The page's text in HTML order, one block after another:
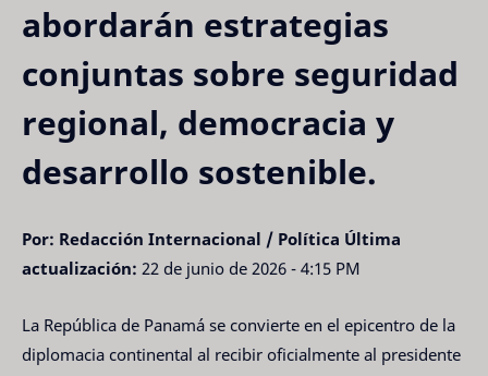
abordarán estrategias
conjuntas sobre seguridad
regional, democracia y
desarrollo sostenible.
Por: Redacción Internacional / Política Última
actualización: 22 de junio de 2026 - 4:15 PM
La República de Panamá se convierte en el epicentro de la
diplomacia continental al recibir oficialmente al presidente